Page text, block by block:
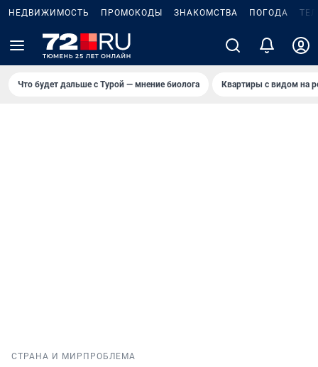
НЕДВИЖИМОСТЬ ПРОМОКОДЫ ЗНАКОМСТВА ПОГОДА
Что будет дальше с Турой — мнение биолога Квартиры с видом на
СТРАНА И МИР ПРОБЛЕМА